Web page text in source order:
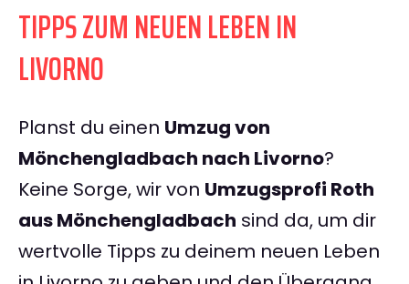
TIPPS ZUM NEUEN LEBEN IN
LIVORNO
Planst du einen Umzug von
Mönchengladbach nach Livorno?
Keine Sorge, wir von Umzugsprofi Roth
aus Mönchengladbach sind da, um dir
wertvolle Tipps zu deinem neuen Leben